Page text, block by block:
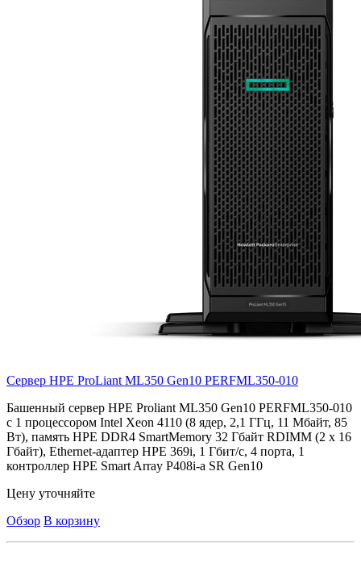
Сервер HPE ProLiant ML350 Gen10 PERFML350-010
Башенный сервер HPE Proliant ML350 Gen10 PERFML350-010
с 1 процессором Intel Xeon 4110 (8 ядер, 2,1 ГГц, 11 Мбайт, 85
Вт), память HPE DDR4 SmartMemory 32 Гбайт RDIMM (2 x 16
Гбайт), Ethernet-адаптер HPE 369i, 1 Гбит/с, 4 порта, 1
контроллер HPE Smart Array P408i-a SR Gen10
Цену уточняйте
Обзор В корзину